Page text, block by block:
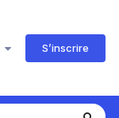
S’inscrire